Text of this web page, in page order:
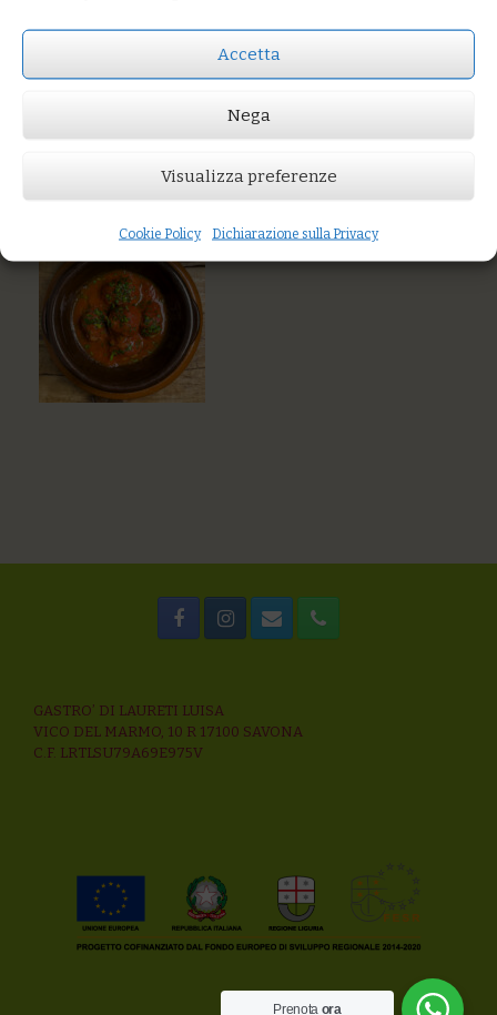
Accetta
Nega
Visualizza preferenze
Cookie Policy Dichiarazione sulla Privacy
AGGIUNGI AL CARRELLO
Cruditè di gamberi, tartare di palamita, ostriche Irlanda
Acciughe marinate con cime di rapa all’aglio, olio e
peperoncino
GASTRO’ DI LAURETI LUISA
VICO DEL MARMO, 10 R 17100 SAVONA
C.F. LRTLSU79A69E975V
Prenota ora